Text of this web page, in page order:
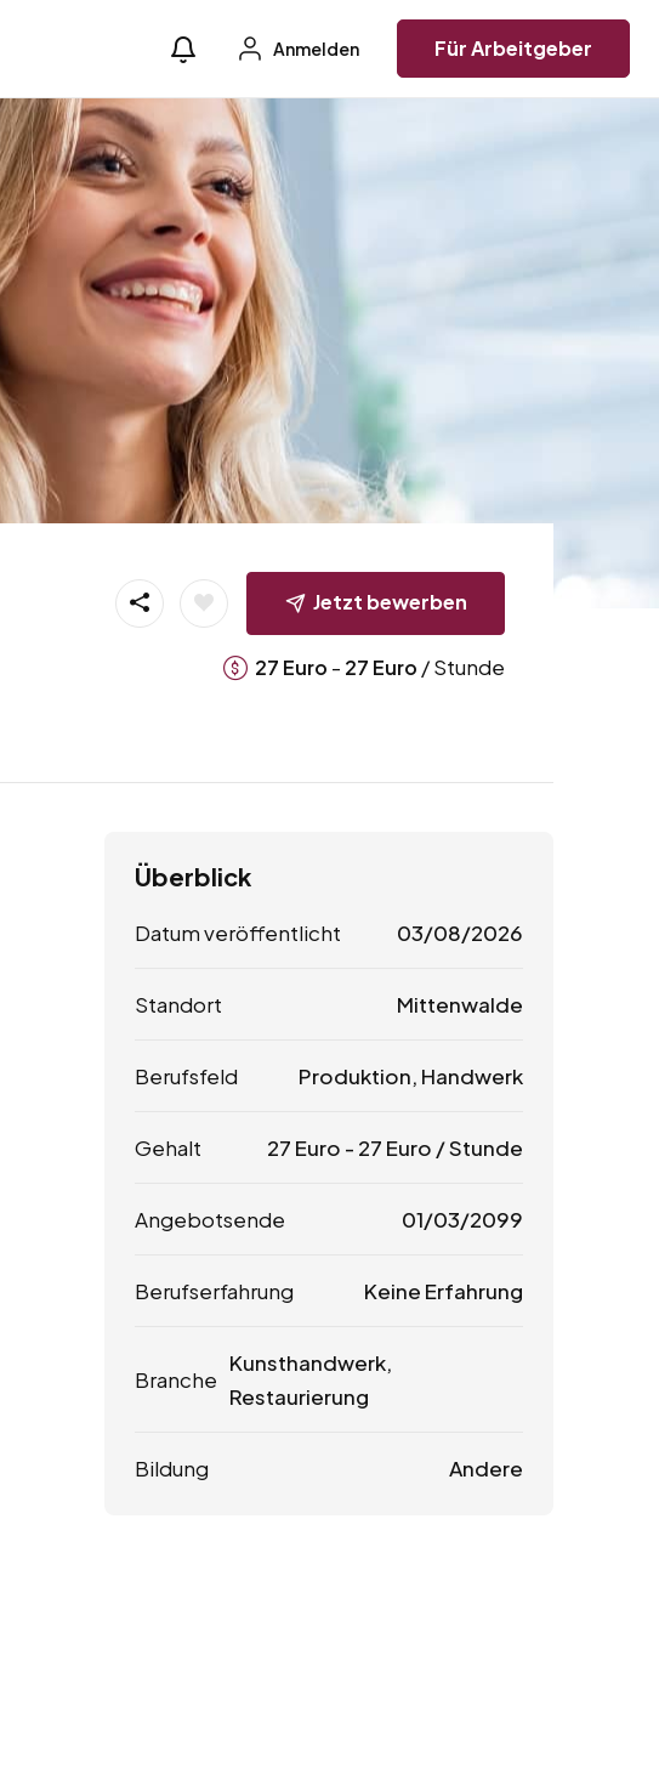
Anmelden Für Arbeitgeber
Jetzt bewerben
27 Euro - 27 Euro / Stunde
Überblick
Datum veröffentlicht 03/08/2026
Standort Mittenwalde
Berufsfeld Produktion, Handwerk
Gehalt 27 Euro - 27 Euro / Stunde
Angebotsende 01/03/2099
Berufserfahrung Keine Erfahrung
Branche
Kunsthandwerk,
Restaurierung
Bildung Andere